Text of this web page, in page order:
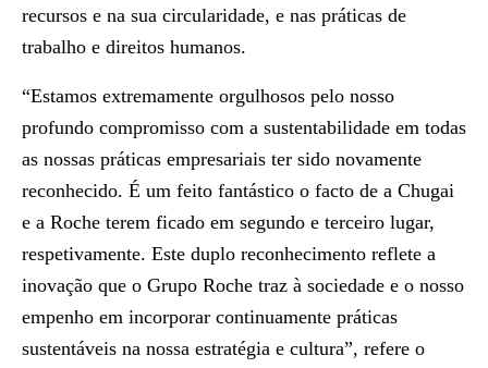
recursos e na sua circularidade, e nas práticas de
trabalho e direitos humanos.
“Estamos extremamente orgulhosos pelo nosso
profundo compromisso com a sustentabilidade em todas
as nossas práticas empresariais ter sido novamente
reconhecido. É um feito fantástico o facto de a Chugai
e a Roche terem ficado em segundo e terceiro lugar,
respetivamente. Este duplo reconhecimento reflete a
inovação que o Grupo Roche traz à sociedade e o nosso
empenho em incorporar continuamente práticas
sustentáveis na nossa estratégia e cultura”, refere o